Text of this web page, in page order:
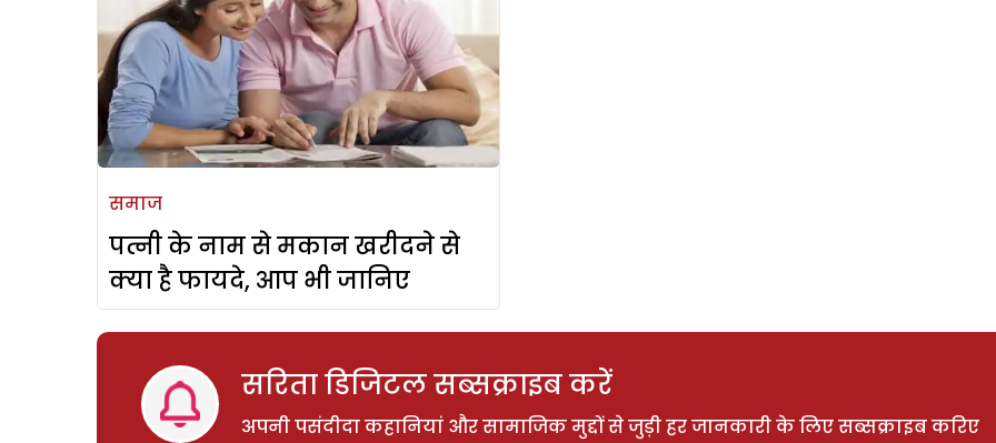
समाज
पत्नी के नाम से मकान खरीदने से
क्या है फायदे, आप भी जानिए
सरिता डिजिटल सब्सक्राइब करें
अपनी पसंदीदा कहानियां और सामाजिक मुद्दों से जुड़ी हर जानकारी के लिए सब्सक्राइब करिए